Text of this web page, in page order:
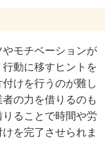
モチベーションが
動に移すヒントを
けを行うのが難し
の力を借りるのも
ることで時間や労
を完了させられま